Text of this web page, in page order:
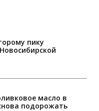
пику
масло в
подорожать